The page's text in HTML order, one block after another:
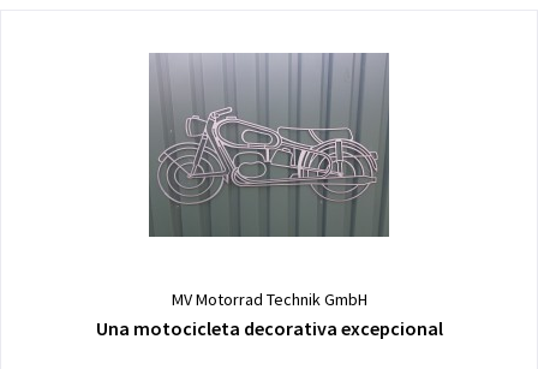
MV Motorrad Technik GmbH
Una motocicleta decorativa excepcional